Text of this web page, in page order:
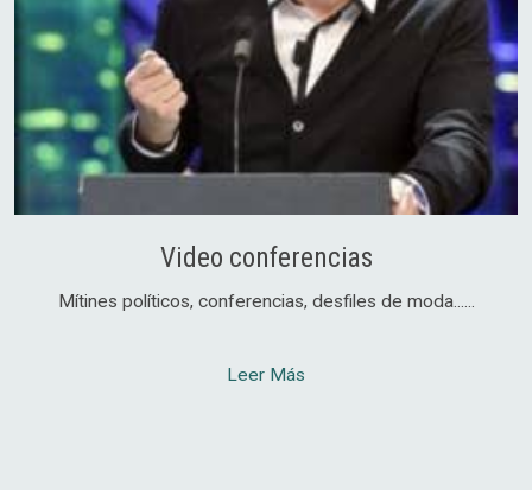
Video conferencias
Mítines políticos, conferencias, desfiles de moda......
Leer Más